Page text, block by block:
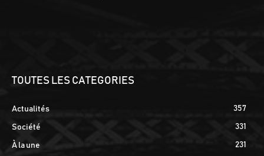
TOUTES LES CATEGORIES
Actualités 357
Société 331
À la une 231